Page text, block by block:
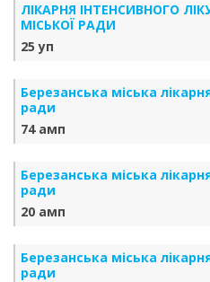
ЛІКАРНЯ ІНТЕНСИВНОГО
МІСЬКОЇ РАДИ
25 уп
Березанська міська
ради
74 амп
Березанська міська
ради
20 амп
Березанська міська
ради